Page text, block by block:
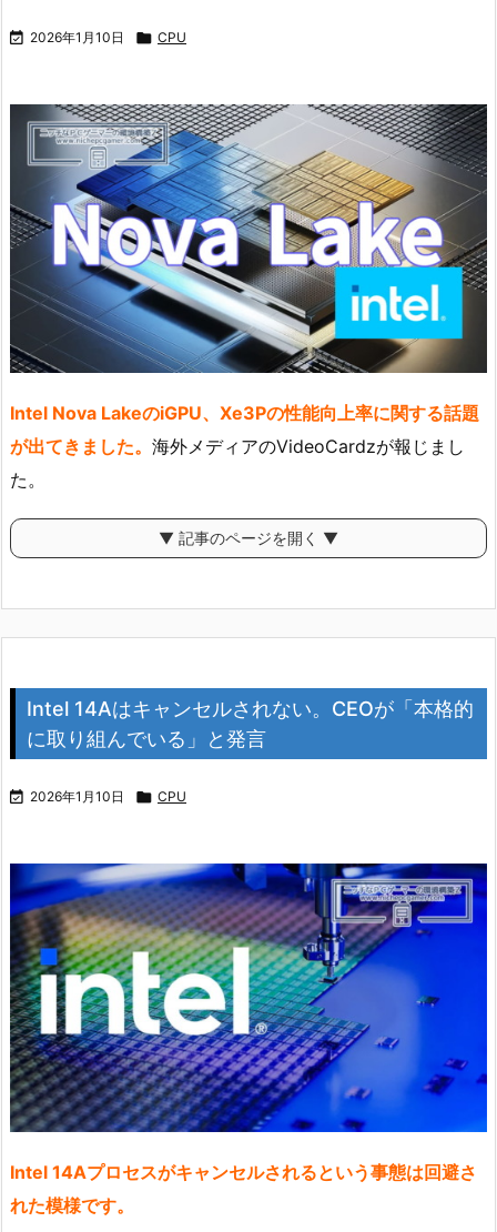
 2026年1月10日  CPU
Intel Nova LakeのiGPU、Xe3Pの性能向上率に関する話題
が出てきました。 海外メディアのVideoCardzが報じまし
た。
▼ 記事のページを開く ▼
Intel 14Aはキャンセルされない。CEOが「本格的
に取り組んでいる」と発言
 2026年1月10日  CPU
Intel 14Aプロセスがキャンセルされるという事態は回避さ
れた模様です。